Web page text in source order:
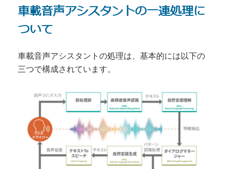
車載音声アシスタントの一連処理に
ついて
車載音声アシスタントの処理は、基本的には以下の
三つで構成されています。